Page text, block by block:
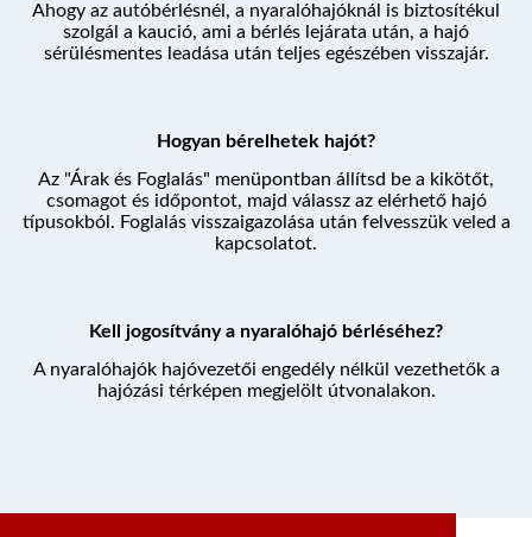
Ahogy az autóbérlésnél, a nyaralóhajóknál is biztosítékul
szolgál a kaució, ami a bérlés lejárata után, a hajó
sérülésmentes leadása után teljes egészében visszajár.
Hogyan bérelhetek hajót?
Az "Árak és Foglalás" menüpontban állítsd be a kikötőt,
csomagot és időpontot, majd válassz az elérhető hajó
típusokból. Foglalás visszaigazolása után felvesszük veled a
kapcsolatot.
Kell jogosítvány a nyaralóhajó bérléséhez?
A nyaralóhajók hajóvezetői engedély nélkül vezethetők a
hajózási térképen megjelölt útvonalakon.